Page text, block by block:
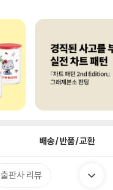
배송/반품/교환
출판사 리뷰